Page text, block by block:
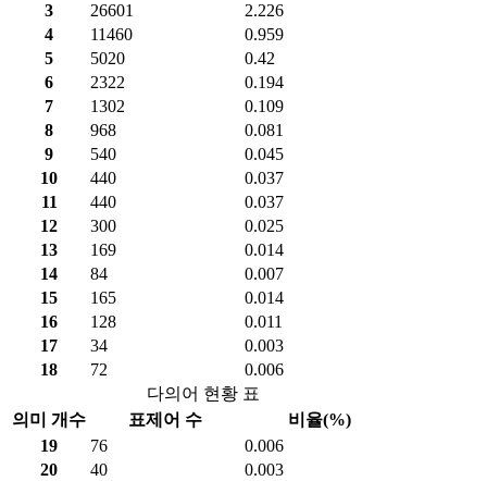
3
26601
2.226
4
11460
0.959
5
5020
0.42
6
2322
0.194
7
1302
0.109
8
968
0.081
9
540
0.045
10
440
0.037
11
440
0.037
12
300
0.025
13
169
0.014
14
84
0.007
15
165
0.014
16
128
0.011
17
34
0.003
18
72
0.006
다의어 현황 표
의미 개수
표제어 수
비율(%)
19
76
0.006
20
40
0.003